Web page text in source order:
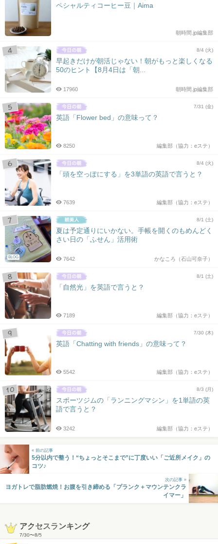
ペシャルティコーヒー豆｜Aima
朝時間.jp編集部
8/4 (火)
早起きだけが朝活じゃない！朝がもっと楽しくなる
50のヒント【8月4日は「朝...
朝時間.jp編集部
17960
7/31 (金)
英語「Flower bed」の意味って？
編集部（協力：eステ）
8250
8/4 (火)
「頭を空っぽにする」を3単語の英語で言うと？
編集部（協力：eステ）
7639
BLOG
8/1 (土)
夏は予定通りにいかない。手帳を開くのもめんどく
さい日の「ふせん」活用術
かなころ（石山可奈子）
7642
8/1 (土)
「自然光」を英語で言うと？
編集部（協力：eステ）
7189
7/30 (木)
英語「Chatting with friends」の意味って？
編集部（協力：eステ）
5542
8/3 (月)
スポーツジムの「ランニングマシン」を1単語の英
語で言うと？
編集部（協力：eステ）
3242
« 前の記事
5分以内で整う！“ちょっとそこまで”に丁度いい「ご近所メイク」の
コツ♪
次の記事 »
ヨガトレで脂肪燃焼！お腹を引き締める「プランク＋マウンテンクラ
イマー」
アクセスランキング
7/30〜8/5